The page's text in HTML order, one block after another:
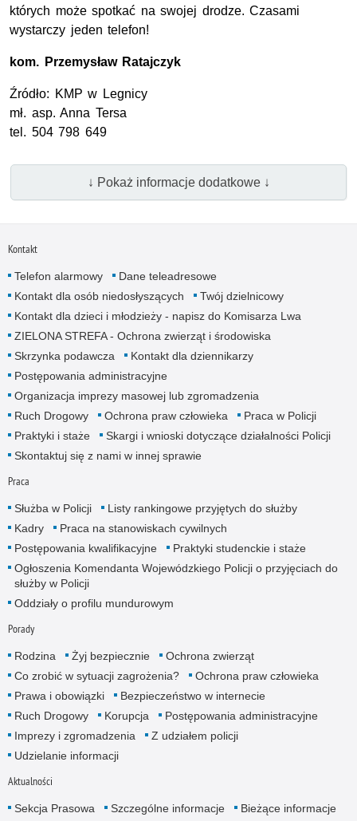
których może spotkać na swojej drodze. Czasami
wystarczy jeden telefon!
kom. Przemysław Ratajczyk
Źródło: KMPw Legnicy
mł. asp. Anna Tersa
tel. 504 798 649
↓ Pokaż informacje dodatkowe ↓
Kontakt
Telefon alarmowy
Dane teleadresowe
Kontakt dla osób niedosłyszących
Twój dzielnicowy
Kontakt dla dzieci i młodzieży - napisz do Komisarza Lwa
ZIELONA STREFA - Ochrona zwierząt i środowiska
Skrzynka podawcza
Kontakt dla dziennikarzy
Postępowania administracyjne
Organizacja imprezy masowej lub zgromadzenia
Ruch Drogowy
Ochrona praw człowieka
Praca w Policji
Praktyki i staże
Skargi i wnioski dotyczące działalności Policji
Skontaktuj się z nami w innej sprawie
Praca
Służba w Policji
Listy rankingowe przyjętych do służby
Kadry
Praca na stanowiskach cywilnych
Postępowania kwalifikacyjne
Praktyki studenckie i staże
Ogłoszenia Komendanta Wojewódzkiego Policji o przyjęciach do
służby w Policji
Oddziały o profilu mundurowym
Porady
Rodzina Żyj bezpiecznie
Ochrona zwierząt
Co zrobić w sytuacji zagrożenia?
Ochrona praw człowieka
Prawa i obowiązki
Bezpieczeństwo w internecie
Ruch Drogowy
Korupcja
Postępowania administracyjne
Imprezy i zgromadzenia
Z udziałem policji
Udzielanie informacji
Aktualności
Sekcja Prasowa Szczególne informacje
Bieżące informacje